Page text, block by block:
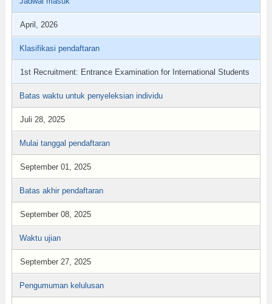
April, 2026
Klasifikasi pendaftaran
1st Recruitment: Entrance Examination for International Students
Batas waktu untuk penyeleksian individu
Juli 28, 2025
Mulai tanggal pendaftaran
September 01, 2025
Batas akhir pendaftaran
September 08, 2025
Waktu ujian
September 27, 2025
Pengumuman kelulusan